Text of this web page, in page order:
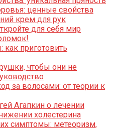
ценные свойства
крем для рук
для себя мир
приготовить
чтобы они не
за волосами: от теории к
Агапкин о лечении
холестерина
симптомы: метеоризм,